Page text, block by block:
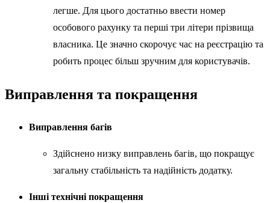
легше. Для цього достатньо ввести номер
особового рахунку та перші три літери прізвища
власника. Це значно скорочує час на реєстрацію та
робить процес більш зручним для користувачів.
Виправлення та покращення
Виправлення багів
Здійснено низку виправлень багів, що покращує
загальну стабільність та надійність додатку.
Інші технічні покращення